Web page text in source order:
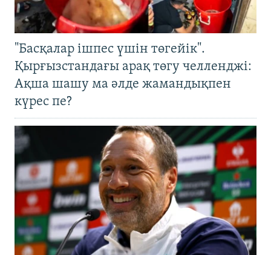
"Басқалар ішпес үшін төгейік".
Қырғызстандағы арақ төгу челленджі:
Ақша шашу ма әлде жамандықпен
күрес пе?